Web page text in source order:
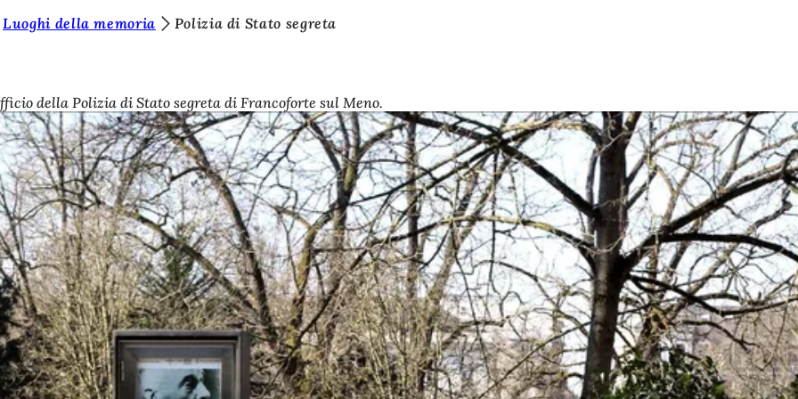
Luoghi della memoria
Polizia di Stato segreta
della Polizia di Stato segreta di Francoforte sul Meno.